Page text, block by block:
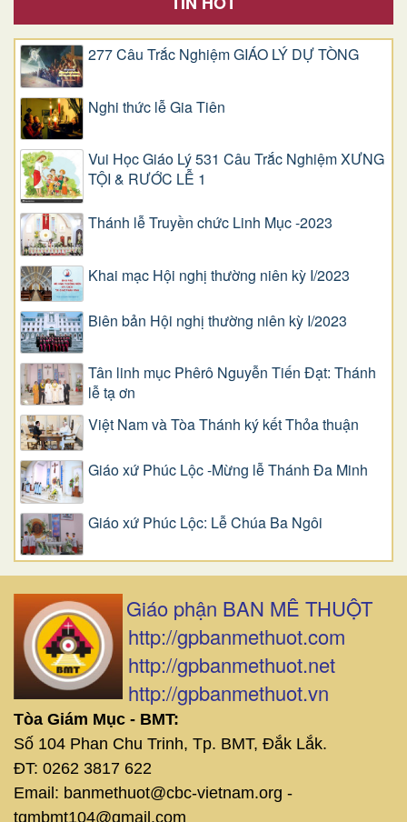
277 Câu Trắc Nghiệm GIÁO LÝ DỰ TÒNG
Nghi thức lễ Gia Tiên
Vui Học Giáo Lý 531 Câu Trắc Nghiệm XƯNG
TỘI & RƯỚC LỄ 1
Thánh lễ Truyền chức Linh Mục -2023
Khai mạc Hội nghị thường niên kỳ I/2023
Biên bản Hội nghị thường niên kỳ I/2023
Tân linh mục Phêrô Nguyễn Tiến Đạt: Thánh
lễ tạ ơn
Việt Nam và Tòa Thánh ký kết Thỏa thuận
Giáo xứ Phúc Lộc -Mừng lễ Thánh Đa Minh
Giáo xứ Phúc Lộc: Lễ Chúa Ba Ngôi
Giáo phận BAN MÊ THUỘT
http://gpbanmethuot.com
http://gpbanmethuot.net
http://gpbanmethuot.vn
Tòa Giám Mục - BMT:
Số 104 Phan Chu Trinh, Tp. BMT, Đắk Lắk.
ĐT: 0262 3817 622
Email: banmethuot@cbc-vietnam.org -
tgmbmt104@gmail.com